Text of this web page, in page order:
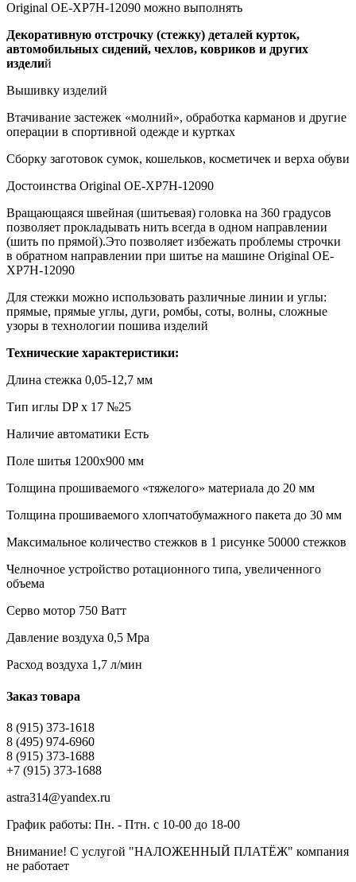
Original OE-XP7H-12090 можно выполнять
Декоративную отстрочку (стежку) деталей курток,
автомобильных сидений, чехлов, ковриков и других
изделий
Вышивку изделий
Втачивание застежек «молний», обработка карманов и другие
операции в спортивной одежде и куртках
Сборку заготовок сумок, кошельков, косметичек и верха обуви
Достоинства Original OE-XP7H-12090
Вращающаяся швейная (шитьевая) головка на 360 градусов
позволяет прокладывать нить всегда в одном направлении
(шить по прямой).Это позволяет избежать проблемы строчки
в обратном направлении при шитье на машине Original OE-
XP7H-12090
Для стежки можно использовать различные линии и углы:
прямые, прямые углы, дуги, ромбы, соты, волны, сложные
узоры в технологии пошива изделий
Технические характеристики:
Длина стежка 0,05-12,7 мм
Тип иглы DP x 17 №25
Наличие автоматики Есть
Поле шитья 1200х900 мм
Толщина прошиваемого «тяжелого» материала до 20 мм
Толщина прошиваемого хлопчатобумажного пакета до 30 мм
Максимальное количество стежков в 1 рисунке 50000 стежков
Челночное устройство ротационного типа, увеличенного
объема
Серво мотор 750 Ватт
Давление воздуха 0,5 Мра
Расход воздуха 1,7 л/мин
Заказ товара
8 (915) 373-1618
8 (495) 974-6960
8 (915) 373-1688
+7 (915) 373-1688
astra314@yandex.ru
График работы: Пн. - Птн. с 10-00 до 18-00
Внимание! С услугой "НАЛОЖЕННЫЙ ПЛАТЁЖ" компания
не работает